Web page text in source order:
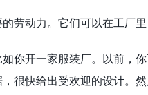
劳动力。它们可以在工厂
你开一家服装厂。以前，
很快给出受欢迎的设计。